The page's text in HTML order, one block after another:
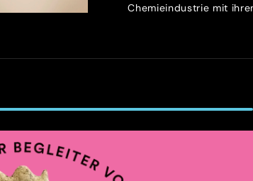
Chemieindustrie mit